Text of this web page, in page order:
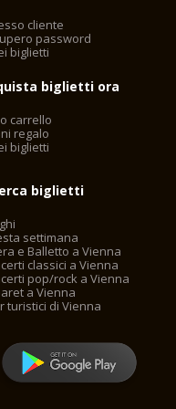
del popolare serie di
che consentano
una fase di
musicale è stato
di Vienna.
cliente
password
biglietti
biglietti ora
carrello
regalo
biglietti
biglietti
settimana
e Balletto a Vienna
classici a Vienna
pop/rock a Vienna
a Vienna
turistici di Vienna